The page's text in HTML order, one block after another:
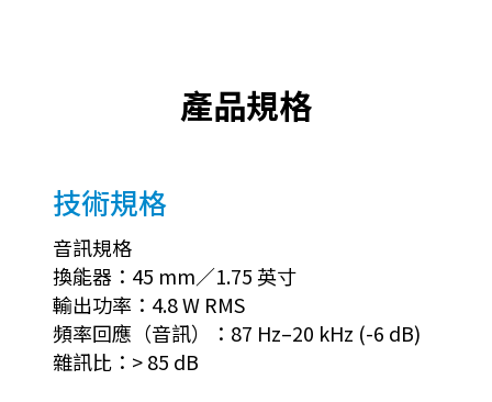
產品規格
技術規格
音訊規格
換能器：45 mm／1.75 英寸
輸出功率：4.8 W RMS
頻率回應（音訊）：87 Hz–20 kHz (-6 dB)
雜訊比：> 85 dB